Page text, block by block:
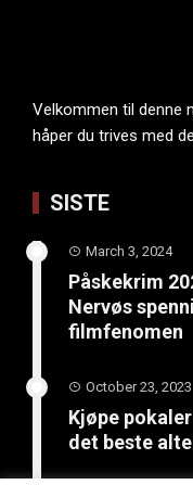
Velkommen til denne
håper du trives med
SISTE
March 3, 2024
Påskekrim
Nervøs
filmfenomen
October 23, 2023
Kjøpe
det beste